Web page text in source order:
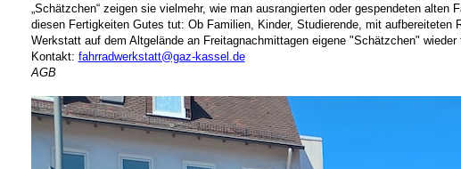
„Schätzchen“ zeigen sie vielmehr, wie man ausrangierten oder gespendeten
diesen Fertigkeiten Gutes tut: Ob Familien, Kinder, Studierende, mit
Werkstatt auf dem Altgelände an Freitagnachmittagen eigene "Schätzchen" wieder
Kontakt: fahrradwerkstatt@gaz-kassel.de
AGB